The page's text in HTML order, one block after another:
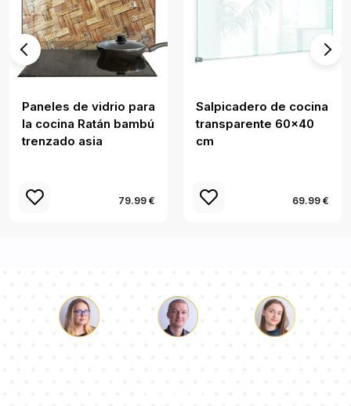
Paneles de vidrio para
la cocina Ratán bambú
trenzado asia
79.99 €
Salpicadero de cocina
transparente 60x40
cm
69.99 €